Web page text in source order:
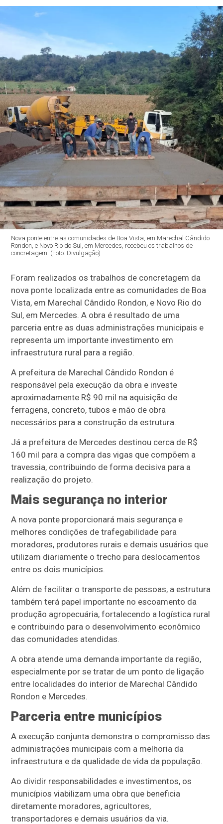
Nova ponte entre as comunidades de Boa Vista, em Marechal Cândido
Rondon, e Novo Rio do Sul, em Mercedes, recebeu os trabalhos de
concretagem. (Foto: Divulgação)
Foram realizados os trabalhos de concretagem da
nova ponte localizada entre as comunidades de Boa
Vista, em Marechal Cândido Rondon, e Novo Rio do
Sul, em Mercedes. A obra é resultado de uma
parceria entre as duas administrações municipais e
representa um importante investimento em
infraestrutura rural para a região.
A prefeitura de Marechal Cândido Rondon é
responsável pela execução da obra e investe
aproximadamente R$ 90 mil na aquisição de
ferragens, concreto, tubos e mão de obra
necessários para a construção da estrutura.
Já a prefeitura de Mercedes destinou cerca de R$
160 mil para a compra das vigas que compõem a
travessia, contribuindo de forma decisiva para a
realização do projeto.
Mais segurança no interior
A nova ponte proporcionará mais segurança e
melhores condições de trafegabilidade para
moradores, produtores rurais e demais usuários que
utilizam diariamente o trecho para deslocamentos
entre os dois municípios.
Além de facilitar o transporte de pessoas, a estrutura
também terá papel importante no escoamento da
produção agropecuária, fortalecendo a logística rural
e contribuindo para o desenvolvimento econômico
das comunidades atendidas.
A obra atende uma demanda importante da região,
especialmente por se tratar de um ponto de ligação
entre localidades do interior de Marechal Cândido
Rondon e Mercedes.
Parceria entre municípios
A execução conjunta demonstra o compromisso das
administrações municipais com a melhoria da
infraestrutura e da qualidade de vida da população.
Ao dividir responsabilidades e investimentos, os
municípios viabilizam uma obra que beneficia
diretamente moradores, agricultores,
transportadores e demais usuários da via.